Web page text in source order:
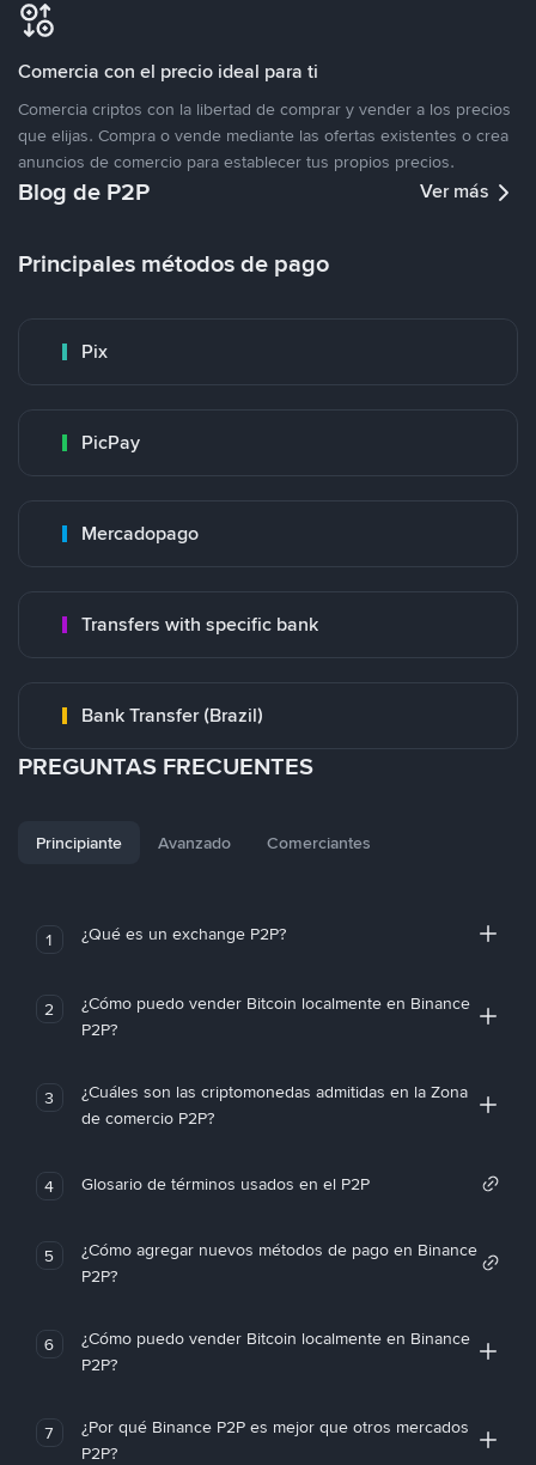
Comercia con el precio ideal para ti
Comercia criptos con la libertad de comprar y vender a los precios
que elijas. Compra o vende mediante las ofertas existentes o crea
anuncios de comercio para establecer tus propios precios.
Blog de P2P Ver más
Principales métodos de pago
Pix
PicPay
Mercadopago
Transfers with specific bank
Bank Transfer (Brazil)
PREGUNTAS FRECUENTES
Principiante Avanzado Comerciantes
1 ¿Qué es un exchange P2P?
2
¿Cómo puedo vender Bitcoin localmente en Binance
P2P?
3
¿Cuáles son las criptomonedas admitidas en la Zona
de comercio P2P?
4 Glosario de términos usados en el P2P
5
¿Cómo agregar nuevos métodos de pago en Binance
P2P?
6
¿Cómo puedo vender Bitcoin localmente en Binance
P2P?
7
¿Por qué Binance P2P es mejor que otros mercados
P2P?